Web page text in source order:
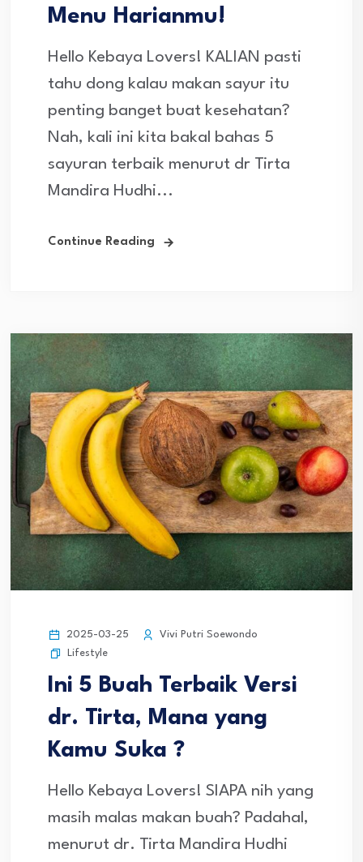
Menu Harianmu!
Hello Kebaya Lovers! KALIAN pasti
tahu dong kalau makan sayur itu
penting banget buat kesehatan?
Nah, kali ini kita bakal bahas 5
sayuran terbaik menurut dr Tirta
Mandira Hudhi...
Continue Reading
2025-03-25
Vivi Putri Soewondo
Lifestyle
Ini 5 Buah Terbaik Versi
dr. Tirta, Mana yang
Kamu Suka ?
Hello Kebaya Lovers! SIAPA nih yang
masih malas makan buah? Padahal,
menurut dr. Tirta Mandira Hudhi